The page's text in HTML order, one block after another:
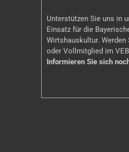
Unterstützen Sie uns in
Einsatz für die
Wirtshauskultur. Werden
oder Vollmitglied im
Informieren Sie sich